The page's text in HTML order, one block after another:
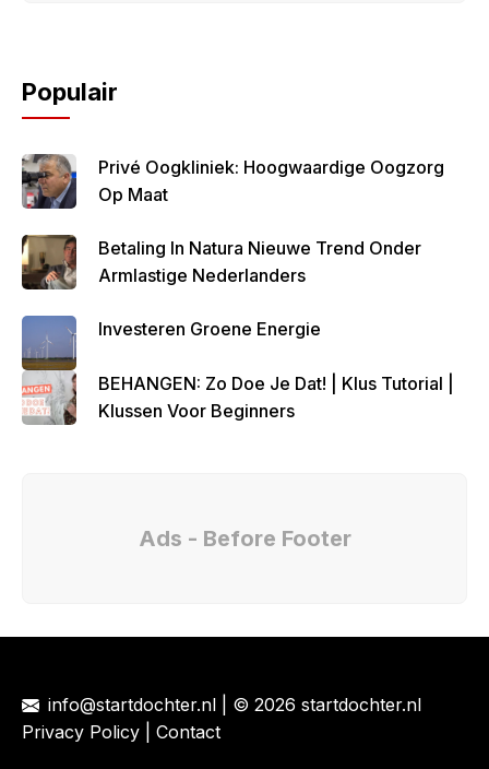
Populair
Privé Oogkliniek: Hoogwaardige Oogzorg
Op Maat
Betaling In Natura Nieuwe Trend Onder
Armlastige Nederlanders
Investeren Groene Energie
BEHANGEN: Zo Doe Je Dat! | Klus Tutorial |
Klussen Voor Beginners
Ads - Before Footer
info@startdochter.nl | © 2026 startdochter.nl
Privacy Policy
Contact